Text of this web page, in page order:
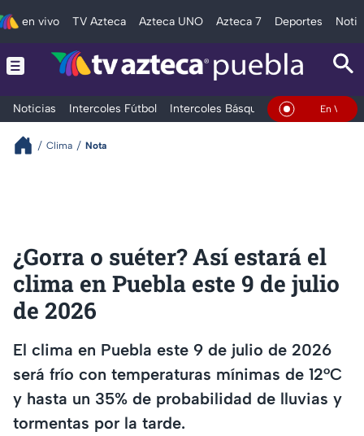
en vivo TV Azteca Azteca UNO Azteca 7 Deportes
Noticias Intercoles Fútbol Intercoles Básquetbol Deportes
En Vivo
Clima Nota
¿Gorra o suéter? Así estará el
clima en Puebla este 9 de julio
de 2026
El clima en Puebla este 9 de julio de 2026
será frío con temperaturas mínimas de 12°C
y hasta un 35% de probabilidad de lluvias y
tormentas por la tarde.